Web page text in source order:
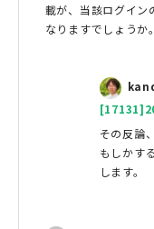
載が、当該ログイン
なりますでしょうか。
その反論
もしかす
します。